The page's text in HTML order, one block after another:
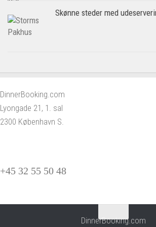
Skønne steder med
DinnerBooking.com
Lyongade 21, 1. sal
2300 København S.
+45 32 55 50 48
DinnerBooking.com